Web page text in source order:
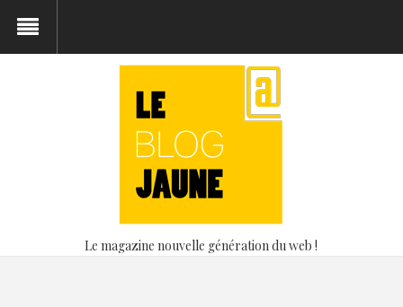
Le magazine nouvelle génération du web !